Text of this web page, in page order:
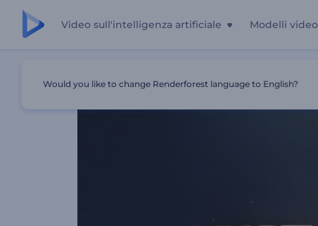
Video sull'intelligenza artificiale Modelli video
Would you like to change Renderforest language to English?